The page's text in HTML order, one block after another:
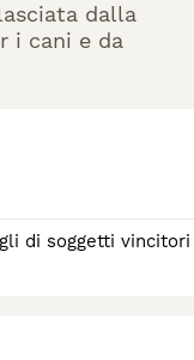
dalla
i cani e da
di soggetti vincitori